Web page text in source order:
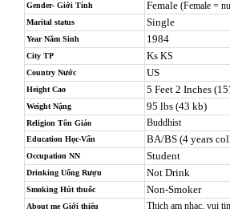
Gender- Giới Tính Female (Female =
Marital status Single
Year Năm Sinh 1984
City TP Ks KS
Country Nước US
Height Cao 5 Feet 2 Inches
Weight Nặng 95 lbs (43 kb)
Religion Tôn Giáo Buddhist
Education Học-Vấn BA/BS (4 years
Occupation NN Student
Drinking Uống Rượu Not Drink
Smoking Hút thuốc Non-Smoker
About me Giới thiệu Thich am nhac, vui